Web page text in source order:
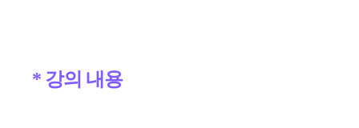
* 강의 내용